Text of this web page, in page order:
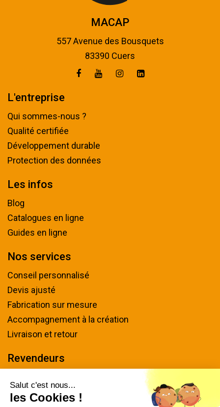
MACAP
557 Avenue des Bousquets
83390 Cuers
L'entreprise
Qui sommes-nous ?
Qualité certifiée
Développement durable
Protection des données
Les infos
Blog
Catalogues en ligne
Guides en ligne
Nos services
Conseil personnalisé
Devis ajusté
Fabrication sur mesure
Accompagnement à la création
Livraison et retour
Revendeurs
Nous contacter
Salut c'est nous...
les Cookies !